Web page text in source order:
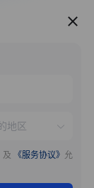
服务推荐
及 《服务协议》 允